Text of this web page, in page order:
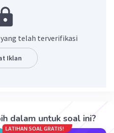
yang telah terverifikasi
Iklan
dalam untuk soal ini?
LATIHAN SOAL GRATIS!